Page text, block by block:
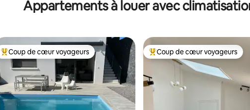
Appartements à louer avec
Coup de cœur voyageurs parmi les plus aimés
Coup de cœur voyageurs Coup de cœur voyageurs
Coup de cœur voyageurs